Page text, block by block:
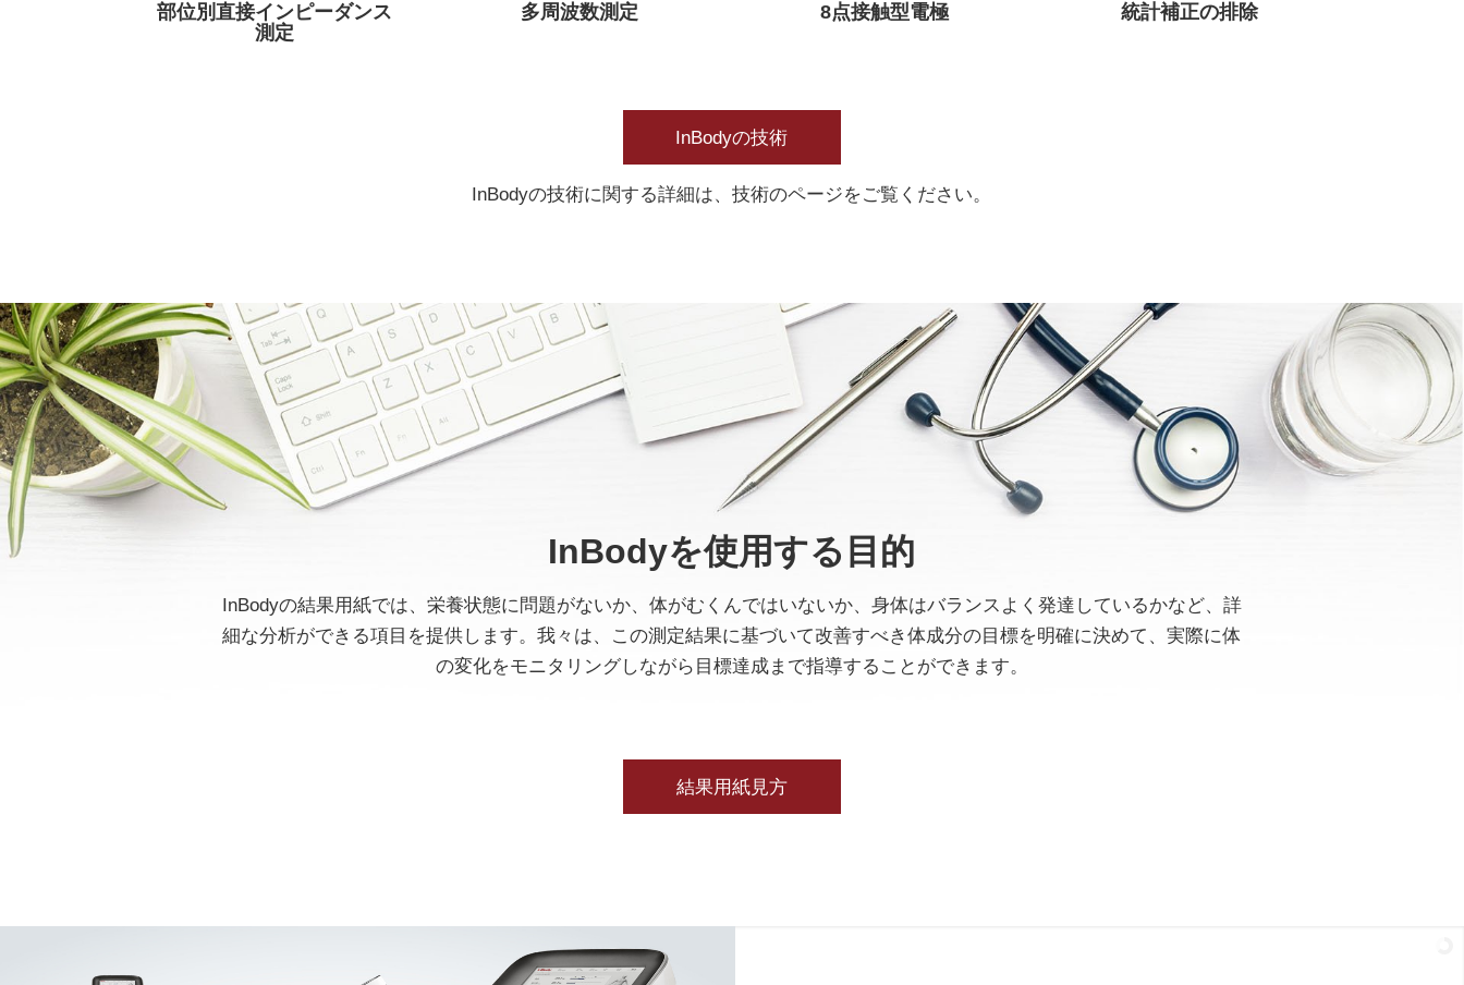
部位別直接インピーダンス
測定
多周波数測定 8点接触型電極 統計補正の排除
InBodyの技術
InBodyの技術に関する詳細は、技術のページをご覧ください。
InBodyを使用する目的
InBodyの結果用紙では、栄養状態に問題がないか、体がむくんではいないか、身体はバランスよく発達しているかなど、詳
細な分析ができる項目を提供します。我々は、この測定結果に基づいて改善すべき体成分の目標を明確に決めて、実際に体
の変化をモニタリングしながら目標達成まで指導することができます。
結果用紙見方